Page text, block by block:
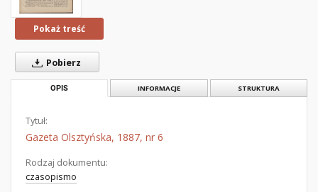
Pokaż treść
Pobierz
OPIS INFORMACJE STRUKTURA
Tytuł:
Gazeta Olsztyńska, 1887, nr 6
Rodzaj dokumentu:
czasopismo